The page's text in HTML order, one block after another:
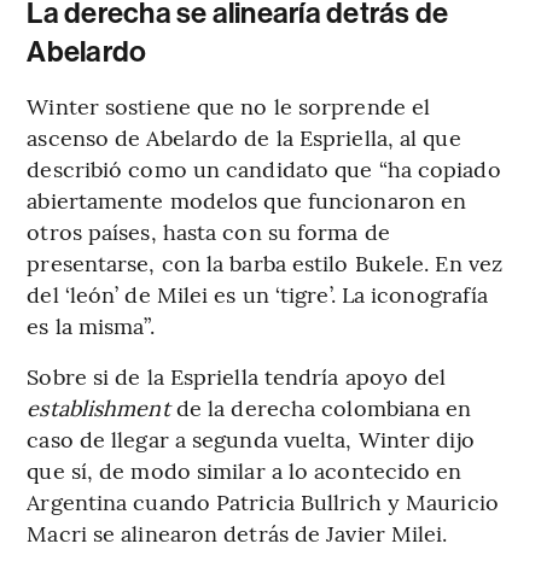
La derecha se alinearía detrás de
Abelardo
Winter sostiene que no le sorprende el
ascenso de Abelardo de la Espriella, al que
describió como un candidato que “ha copiado
abiertamente modelos que funcionaron en
otros países, hasta con su forma de
presentarse, con la barba estilo Bukele. En vez
del ‘león’ de Milei es un ‘tigre’. La iconografía
es la misma”.
Sobre si de la Espriella tendría apoyo del
establishmentde la derecha colombiana en
caso de llegar a segunda vuelta, Winter dijo
que sí, de modo similar a lo acontecido en
Argentina cuando Patricia Bullrich y Mauricio
Macri se alinearon detrás de Javier Milei.